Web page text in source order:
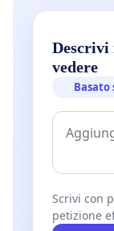
Descrivi
vedere
Basato
Scrivi con
petizione